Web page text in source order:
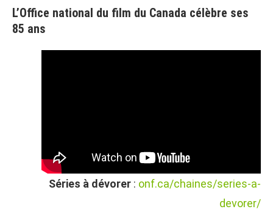
L’Office national du film du Canada célèbre ses
85 ans
Séries à dévorer : onf.ca/chaines/series-a-
devorer/